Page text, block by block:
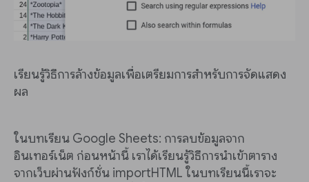
เรียนรู้วิธีการล้างข้อมูลเพื่อเตรียมการสำหรับการจัดแสดง
ผล
ในบทเรียน Google Sheets: การลบข้อมูลจาก
อินเทอร์เน็ต ก่อนหน้านี้ เราได้เรียนรู้วิธีการนำเข้าตาราง
จากเว็บผ่านฟังก์ชั่น importHTML ในบทเรียนนี้เราจะ